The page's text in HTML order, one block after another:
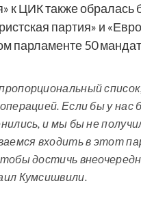
ЦИК также обралась
партия» и
парламенте 50
Если бы у нас
и мы бы не
входить в этот
достичь
Кумсишвили.